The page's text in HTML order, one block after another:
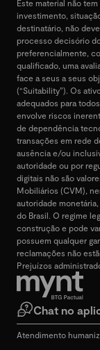
Este material não
investimento,
destinatário, não
processo decisório
preferencialmente,
qualificado, uma
face a seus a seus
(“Suitability”). Os
adequados para
envolve riscos
de dependência
transações em rede
ausência e/ou
autoridade ou por
digitais não são
Mobiliários (CVM),
autoridade
do Brasil. O regime
construção e pode
possuem qualquer
reclamações não
Prejuízos
Chat no
Atendimento